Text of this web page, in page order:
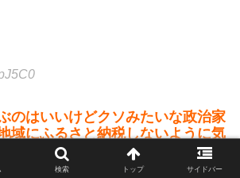
のはいいけどクソみたいな政治家
域にふるさと納税しないように気
検索 トップ サイドバー